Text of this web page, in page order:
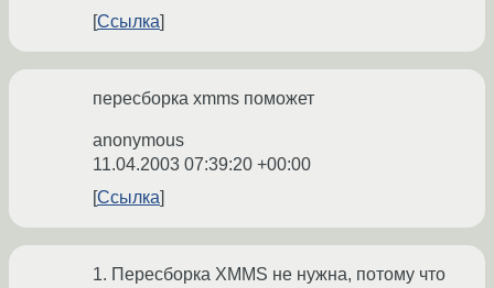
Ссылка
пересборка xmms поможет
anonymous
11.04.2003 07:39:20 +00:00
Ссылка
1. Пересборка XMMS не нужна, потому что